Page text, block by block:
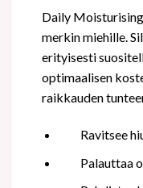
Daily
merkin miehille.
erityisesti
optimaalisen
raikkauden
Ravitsee
Palauttaa